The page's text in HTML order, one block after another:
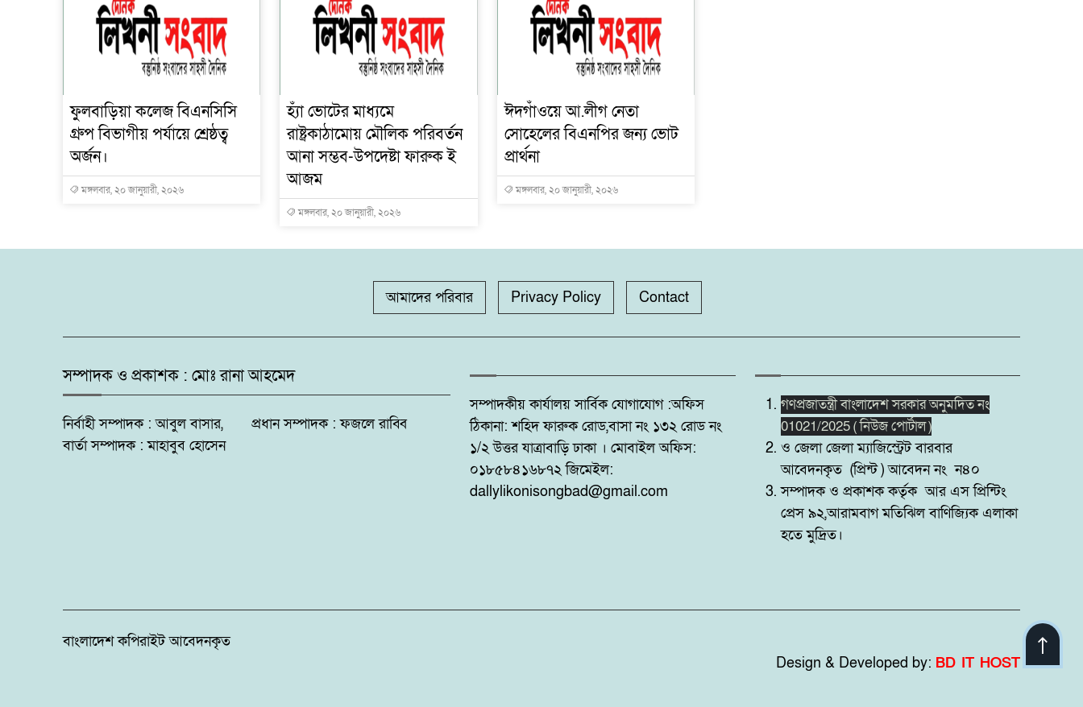
ফুলবাড়িয়া কলেজ বিএনসিসি
গ্রুপ বিভাগীয় পর্যায়ে শ্রেষ্ঠত্ব
অর্জন।
মঙ্গলবার, ২০ জানুয়ারী, ২০২৬
হ্যাঁ ভোটের মাধ্যমে
রাষ্ট্রকাঠামোয় মৌলিক পরিবর্তন
আনা সম্ভব-উপদেষ্টা ফারুক ই
আজম
মঙ্গলবার, ২০ জানুয়ারী, ২০২৬
ঈদগাঁওয়ে আ.লীগ নেতা
সোহেলের বিএনপির জন্য ভোট
প্রার্থনা
মঙ্গলবার, ২০ জানুয়ারী, ২০২৬
আমাদের পরিবার Privacy Policy Contact
সম্পাদক ও প্রকাশক : মোঃ রানা আহমেদ
নির্বাহী সম্পাদক : আবুল বাসার, প্রধান সম্পাদক : ফজলে রাব্বি
বার্তা সম্পাদক : মাহাবুব হোসেন
সম্পাদকীয় কার্যালয় সার্বিক যোগাযোগ :অফিস
ঠিকানা: শহিদ ফারুক রোড,বাসা নং ১৩২ রোড নং
১/২ উত্তর যাত্রাবাড়ি ঢাকা । মোবাইল অফিস:
০১৮৫৮৪১৬৮৭২ জিমেইল:
dallylikonisongbad@gmail.com
গণপ্রজাতন্ত্রী বাংলাদেশ সরকার অনুমদিত নং
01021/2025 ( নিউজ পোর্টাল )
ও জেলা জেলা ম্যাজিস্ট্রেট বারবার
আবেদনকৃত (প্রিন্ট ) আবেদন নং ন৪০
সম্পাদক ও প্রকাশক কর্তৃক আর এস প্রিন্টিং
প্রেস ৯২,আরামবাগ মতিঝিল বাণিজ্যিক এলাকা
হতে মুদ্রিত।
বাংলাদেশ কপিরাইট আবেদনকৃত
Design & Developed by: BD IT HOST